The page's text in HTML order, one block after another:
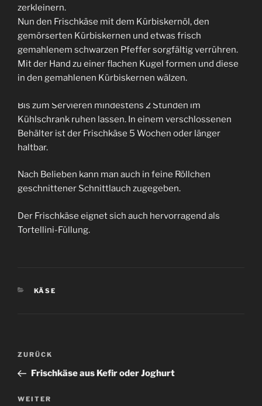
zerkleinern.
Nun den Frischkäse mit dem Kürbiskernöl, den
gemörserten Kürbiskernen und etwas frisch
gemahlenem schwarzen Pfeffer sorgfältig verrühren.
Mit der Hand zu einer flachen Kugel formen und diese
in den gemahlenen Kürbiskernen wälzen.
Bis zum Servieren mindestens 2 Stunden im
Kühlschrank ruhen lassen. In einem verschlossenen
Behälter ist der Frischkäse 5 Wochen oder länger
haltbar.
Nach Belieben kann man auch in feine Röllchen
geschnittener Schnittlauch zugegeben.
Der Frischkäse eignet sich auch hervorragend als
Tortellini-Füllung.
KATEGORIEN
KÄSE
Beitragsnavigation
Vorheriger
Beitrag
ZURÜCK
Frischkäse aus Kefir oder Joghurt
Nächster
WEITER